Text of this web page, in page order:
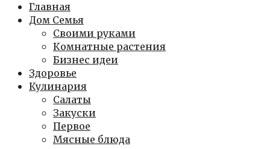
Главная
Дом Семья
Своими руками
Комнатные растения
Бизнес идеи
Здоровье
Кулинария
Салаты
Закуски
Первое
Мясные блюда